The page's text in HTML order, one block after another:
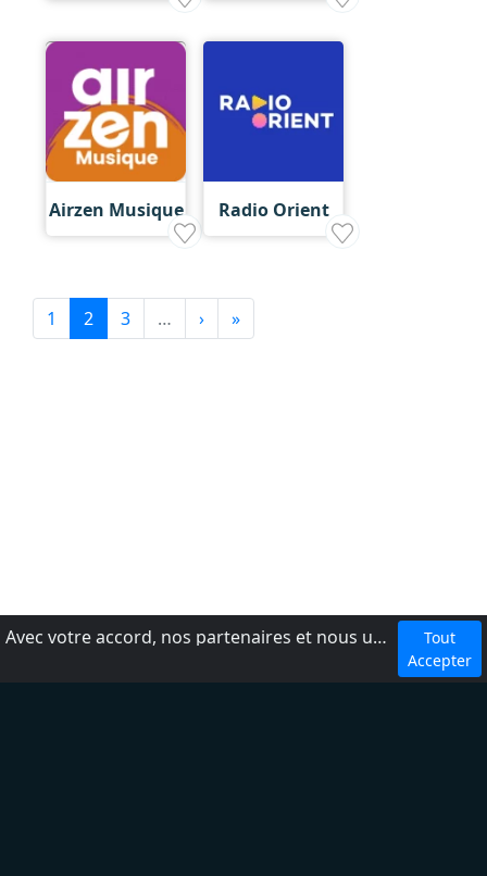
Airzen Musique Radio Orient
1 2 3 … › »
Avec votre accord, nos partenaires et nous utilisons des cookies ou technologies similaires pour stocker et accéder à vos informations personnelles, comme votre visite sur ce site.
Tout
Accepter